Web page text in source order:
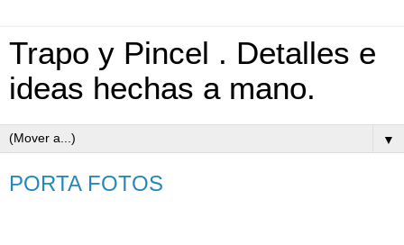
Trapo y Pincel . Detalles e
ideas hechas a mano.
▼
PORTA FOTOS